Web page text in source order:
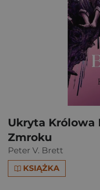
Ukryta Królowa
Zmroku
Peter V. Brett
KSIĄŻKA